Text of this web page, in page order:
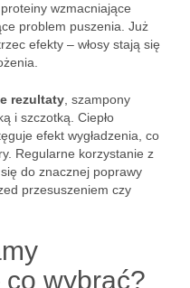
wzmacniające
problem puszenia. Już
efekty – włosy stają się
rezultaty , szampony
i szczotką. Ciepło
efekt wygładzenia, co
Regularne korzystanie z
do znacznej poprawy
przesuszeniem czy
co wybrać?